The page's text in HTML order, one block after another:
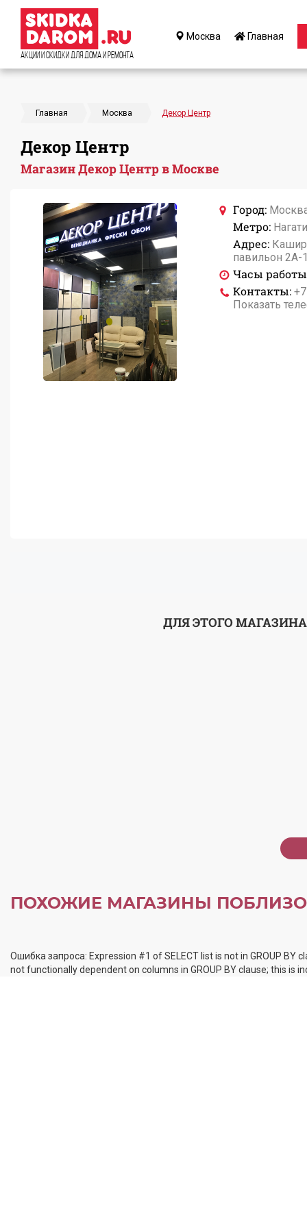
Акции и Скидки для дома и ремонта
Москва Главная
Главная Москва Декор Центр
Декор Центр
Магазин Декор Центр в Москве
Город:
Метро:
Адрес:
павильон 2А-
Часы
Контакты:
Показать
ДЛЯ ЭТОГО
ПОХОЖИЕ МАГАЗИНЫ
Ошибка запроса: Expression #1 of SELECT list is not in GROUP
not functionally dependent on columns in GROUP BY clause; this is